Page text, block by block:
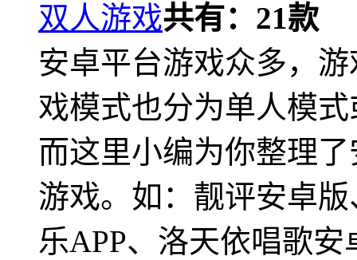
双人游戏共有： 21款
安卓平台游戏众多，
戏模式也分为单人模
而这里小编为你整理
游戏。如：靓评安卓
乐APP、洛天依唱歌安